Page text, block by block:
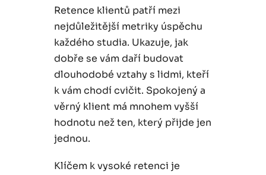
Retence klientů patří mezi
nejdůležitější metriky úspěchu
každého studia. Ukazuje, jak
dobře se vám daří budovat
dlouhodobé vztahy s lidmi, kteří
k vám chodí cvičit. Spokojený a
věrný klient má mnohem vyšší
hodnotu než ten, který přijde jen
jednou.
Klíčem k vysoké retenci je